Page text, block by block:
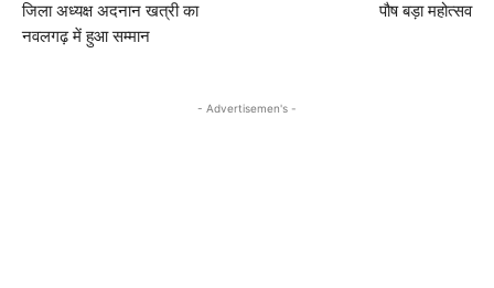
जिला अध्यक्ष अदनान खत्री का
नवलगढ़ में हुआ सम्मान
पौष बड़ा महोत्सव
- Advertisemen's -